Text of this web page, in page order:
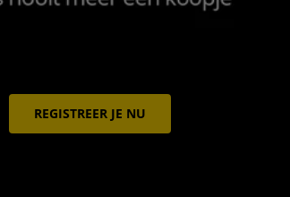
REGISTREER JE NU